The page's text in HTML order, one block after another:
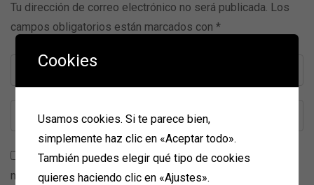
Tu dirección de correo electrónico no será publicada. Los
campos obligatorios están marcados con *
Guarda mi nombre, correo electrónico y web en este
navegador para la próxima vez que comente.
Cookies
Usamos cookies. Si te parece bien,
simplemente haz clic en «Aceptar todo».
También puedes elegir qué tipo de cookies
quieres haciendo clic en «Ajustes».